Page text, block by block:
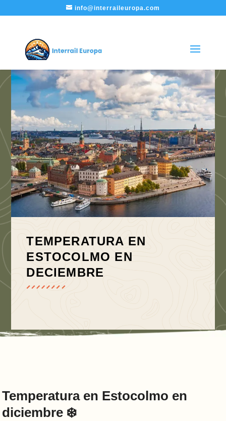
info@interraileuropa.com
TEMPERATURA EN
ESTOCOLMO EN
DECIEMBRE
Temperatura en Estocolmo en
diciembre ❄️